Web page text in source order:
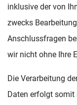
inklusive der von
zwecks
Anschlussfragen
wir nicht ohne Ihre
Die Verarbeitung
Daten erfolgt